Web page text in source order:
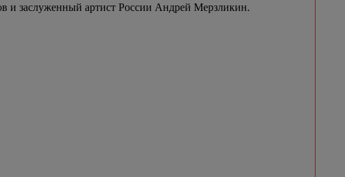
и заслуженный артист России Андрей Мерзликин.